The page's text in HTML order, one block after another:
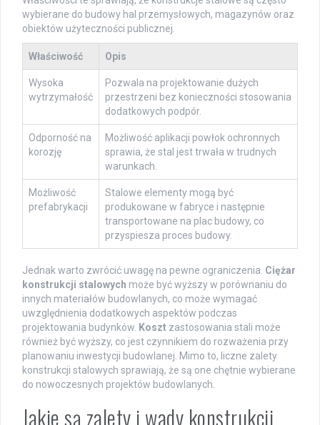
wybierane do budowy hal przemysłowych, magazynów oraz
obiektów użyteczności publicznej.
Właściwość Opis
Wysoka
wytrzymałość
Pozwala na projektowanie dużych
przestrzeni bez konieczności stosowania
dodatkowych podpór.
Odporność na
korozję
Możliwość aplikacji powłok ochronnych
sprawia, że stal jest trwała w trudnych
warunkach.
Możliwość
prefabrykacji
Stalowe elementy mogą być
produkowane w fabryce i następnie
transportowane na plac budowy, co
przyspiesza proces budowy.
Jednak warto zwrócić uwagę na pewne ograniczenia. Ciężar
konstrukcji stalowych może być wyższy w porównaniu do
innych materiałów budowlanych, co może wymagać
uwzględnienia dodatkowych aspektów podczas
projektowania budynków. Koszt zastosowania stali może
również być wyższy, co jest czynnikiem do rozważenia przy
planowaniu inwestycji budowlanej. Mimo to, liczne zalety
konstrukcji stalowych sprawiają, że są one chętnie wybierane
do nowoczesnych projektów budowlanych.
Jakie są zalety i wady konstrukcji